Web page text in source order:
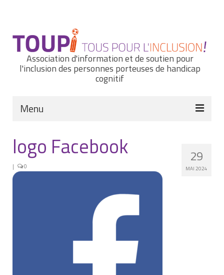
Association d'information et de soutien pour
l'inclusion des personnes porteuses de handicap
cognitif
Menu
Nous connaître
Nos missions et nos valeurs
Nous contacter
29
MAI 2024
logo Facebook
| 0